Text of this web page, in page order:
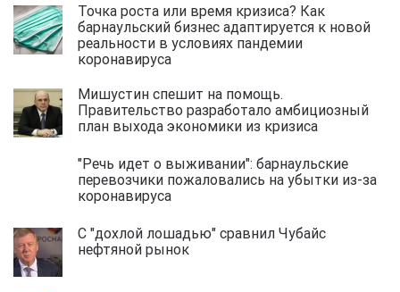
Точка роста или время кризиса? Как
барнаульский бизнес адаптируется к новой
реальности в условиях пандемии
коронавируса
Мишустин спешит на помощь.
Правительство разработало амбициозный
план выхода экономики из кризиса
"Речь идет о выживании": барнаульские
перевозчики пожаловались на убытки из-за
коронавируса
С "дохлой лошадью" сравнил Чубайс
нефтяной рынок